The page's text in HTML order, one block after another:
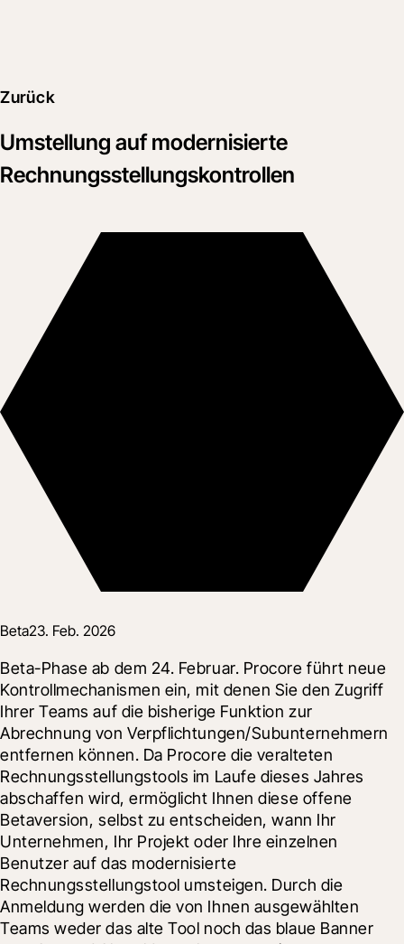
Zurück
Umstellung auf modernisierte
Rechnungsstellungskontrollen
Beta23. Feb. 2026
Beta-Phase ab dem 24. Februar. Procore führt neue
Kontrollmechanismen ein, mit denen Sie den Zugriff
Ihrer Teams auf die bisherige Funktion zur
Abrechnung von Verpflichtungen/Subunternehmern
entfernen können. Da Procore die veralteten
Rechnungsstellungstools im Laufe dieses Jahres
abschaffen wird, ermöglicht Ihnen diese offene
Betaversion, selbst zu entscheiden, wann Ihr
Unternehmen, Ihr Projekt oder Ihre einzelnen
Benutzer auf das modernisierte
Rechnungsstellungstool umsteigen. Durch die
Anmeldung werden die von Ihnen ausgewählten
Teams weder das alte Tool noch das blaue Banner